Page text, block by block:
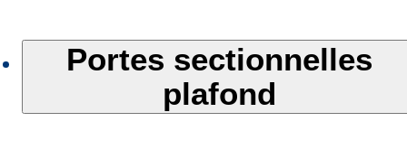
Portes sectionnelles
plafond